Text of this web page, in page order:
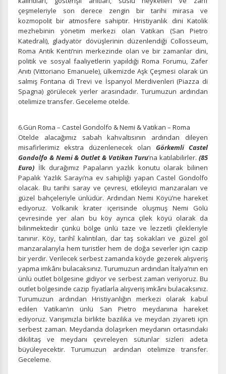
İstatistik Çerezleri
Ziyaretçilerin siteyi nasıl kullandığını anonim olarak
ölçeriz. Hangi sayfaların popüler olduğunu ve
kullanıcıların nerede zorluk yaşadığını anlamamıza
yardımcı olur.
Pazarlama Çerezleri
Size ve ilgi alanlarınıza uygun reklamlar göstermek için
kullanılır. Kapatırsanız reklamları görmeye devam
edersiniz, ancak daha az alakalı olabilirler.
Tercihleri Kaydet
çeşmeleriyle son derece zengin bir tarihi mirasa ve
kozmopolit bir atmosfere sahiptir. Hristiyanlık dini Katolik
mezhebinin yönetim merkezi olan Vatikan (San Pietro
Katedrali), gladyatör dövüşlerinin düzenlendiği Collosseum,
Roma Antik Kenti’nin merkezinde olan ve bir zamanlar dini,
politik ve sosyal faaliyetlerin yapıldığı Roma Forumu, Zafer
Anıtı (Vittoriano Emanuele), ülkemizde Aşk Çeşmesi olarak ün
salmış Fontana di Trevi ve İspanyol Merdivenleri (Piazza di
Spagna) görülecek yerler arasındadır. Turumuzun ardından
otelimize transfer. Geceleme otelde.
6.Gün Roma – Castel Gondolfo & Nemi & Vatikan – Roma
Otelde alacağımız sabah kahvaltısının ardından dileyen
misafirlerimiz ekstra düzenlenecek olan Görkemli Castel
Gondolfo & Nemi & Outlet & Vatikan Turu’na katılabilirler.(85
Euro) İlk durağımız Papaların yazlık konutu olarak bilinen
Papalık Yazlık Sarayı’na ev sahipliği yapan Castel Gondolfo
olacak. Bu tarihi saray ve çevresi, etkileyici manzaraları ve
güzel bahçeleriyle ünlüdür. Ardından Nemi Köyü’ne hareket
ediyoruz. Volkanik krater içerisinde oluşmuş Nemi Gölü
çevresinde yer alan bu köy ayrıca çilek köyü olarak da
bilinmektedir çünkü bölge ünlü taze ve lezzetli çilekleriyle
tanınır. Köy, tarihî kalıntıları, dar taş sokakları ve güzel göl
manzaralarıyla hem turistler hem de doğa severler için cazip
bir yerdir. Verilecek serbest zamanda köyde gezerek alışveriş
yapma imkânı bulacaksınız. Turumuzun ardından İtalya’nın en
ünlü outlet bölgesine gidiyor ve serbest zaman veriyoruz. Bu
outlet bölgesinde cazip fiyatlarla alışveriş imkânı bulacaksınız.
Turumuzun ardından Hristiyanlığın merkezi olarak kabul
edilen Vatikan’ın ünlü San Pietro meydanına hareket
ediyoruz. Varışımızla birlikte bazilika ve meydan ziyareti için
serbest zaman. Meydanda dolaşırken meydanın ortasındaki
dikilitaş ve meydanı çevreleyen sütunlar sizleri adeta
büyüleyecektir. Turumuzun ardından otelimize transfer.
Geceleme.